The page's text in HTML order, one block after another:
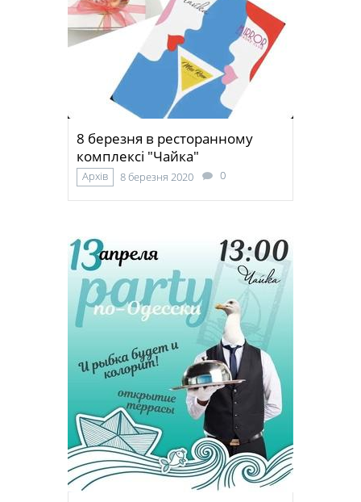
8 березня в ресторанному
комплексі "Чайка"
Архів 8 березня 2020 0